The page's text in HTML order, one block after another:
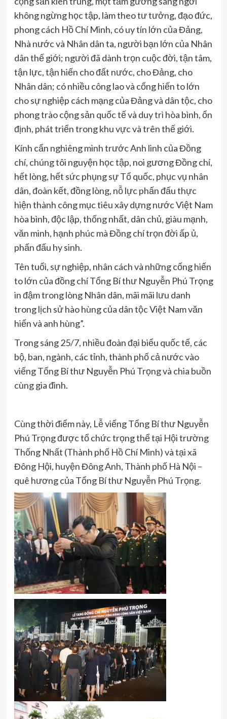
không ngừng học tập, làm theo tư tưởng, đạo đức,
phong cách Hồ Chí Minh, có uy tín lớn của Đảng,
Nhà nước và Nhân dân ta, người bạn lớn của Nhân
dân thế giới; người đã dành trọn cuộc đời, tận tâm,
tận lực, tận hiến cho đất nước, cho Đảng, cho
Nhân dân; có nhiều công lao và cống hiến to lớn
cho sự nghiệp cách mạng của Đảng và dân tộc, cho
phong trào cộng sản quốc tế và duy trì hòa bình, ổn
định, phát triển trong khu vực và trên thế giới.
Kính cẩn nghiêng mình trước Anh linh của Đồng
chí, chúng tôi nguyện học tập, noi gương Đồng chí,
hết lòng, hết sức phụng sự Tổ quốc, phục vụ nhân
dân, đoàn kết, đồng lòng, nỗ lực phấn đấu thực
hiện thành công mục tiêu xây dựng nước Việt Nam
hòa bình, độc lập, thống nhất, dân chủ, giàu mạnh,
văn minh, hạnh phúc mà Đồng chí trọn đời ấp ủ,
phấn đấu hy sinh.
Tên tuổi, sự nghiệp, nhân cách và những cống hiến
to lớn của đồng chí Tổng Bí thư Nguyễn Phú Trọng
in đậm trong lòng Nhân dân, mãi mãi lưu danh
trong lịch sử hào hùng của dân tộc Việt Nam văn
hiến và anh hùng”.
Trong sáng 25/7, nhiều đoàn đại biểu quốc tế, các
bộ, ban, ngành, các tỉnh, thành phố cả nước vào
viếng Tổng Bí thư Nguyễn Phú Trọng và chia buồn
cùng gia đình.
Cùng thời điểm này, Lễ viếng Tổng Bí thư Nguyễn
Phú Trọng được tổ chức trọng thể tại Hội trường
Thống Nhất (Thành phố Hồ Chí Minh) và tại xã
Đông Hội, huyện Đông Anh, Thành phố Hà Nội –
quê hương của Tổng Bí thư Nguyễn Phú Trọng.